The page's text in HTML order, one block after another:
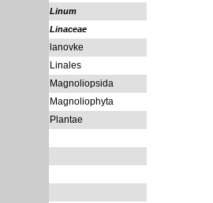
Linum
Linaceae
lanovke
Linales
Magnoliopsida
Magnoliophyta
Plantae